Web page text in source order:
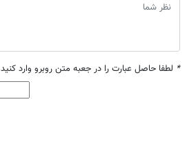
* لطفا حاصل عبارت را در جعبه متن روبرو وارد کنید